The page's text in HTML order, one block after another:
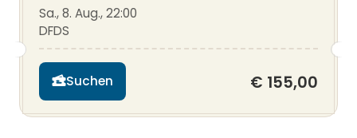
Sa., 8. Aug., 22:00
DFDS
Suchen € 155,00